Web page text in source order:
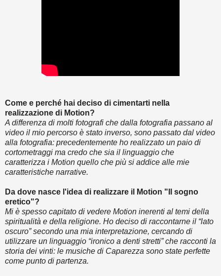
Come e perché hai deciso di cimentarti nella
realizzazione di Motion?
A differenza di molti fotografi che dalla fotografia passano al
video il mio percorso è stato inverso, sono passato dal video
alla fotografia: precedentemente ho realizzato un paio di
cortometraggi ma credo che sia il linguaggio che
caratterizza i Motion quello che più si addice alle mie
caratteristiche narrative.
Da dove nasce l'idea di realizzare il Motion "Il sogno
eretico"?
Mi è spesso capitato di vedere Motion inerenti al temi della
spiritualità e della religione. Ho deciso di raccontarne il “lato
oscuro” secondo una mia interpretazione, cercando di
utilizzare un linguaggio “ironico a denti stretti” che racconti la
storia dei vinti: le musiche di Caparezza sono state perfette
come punto di partenza.